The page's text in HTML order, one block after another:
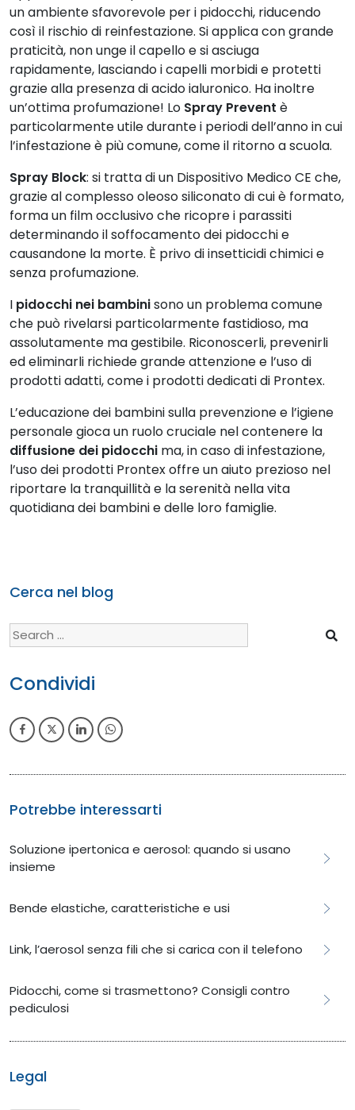
un ambiente sfavorevole per i pidocchi, riducendo
così il rischio di reinfestazione. Si applica con grande
praticità, non unge il capello e si asciuga
rapidamente, lasciando i capelli morbidi e protetti
grazie alla presenza di acido ialuronico. Ha inoltre
un’ottima profumazione! Lo Spray Prevent è
particolarmente utile durante i periodi dell’anno in cui
l’infestazione è più comune, come il ritorno a scuola.
Spray Block: si tratta di un Dispositivo Medico CE che,
grazie al complesso oleoso siliconato di cui è formato,
forma un film occlusivo che ricopre i parassiti
determinando il soffocamento dei pidocchi e
causandone la morte. È privo di insetticidi chimici e
senza profumazione.
I pidocchi nei bambinisono un problema comune
che può rivelarsi particolarmente fastidioso, ma
assolutamente ma gestibile. Riconoscerli, prevenirli
ed eliminarli richiede grande attenzione e l’uso di
prodotti adatti, come i prodotti dedicati di Prontex.
L’educazione dei bambini sulla prevenzione e l’igiene
personale gioca un ruolo cruciale nel contenere la
diffusione dei pidocchi ma, in caso di infestazione,
l’uso dei prodotti Prontex offre un aiuto prezioso nel
riportare la tranquillità e la serenità nella vita
quotidiana dei bambini e delle loro famiglie.
Cerca nel blog
Search
for:
Condividi
Potrebbe interessarti
Soluzione ipertonica e aerosol: quando si usano
insieme
Bende elastiche, caratteristiche e usi
Link, l’aerosol senza fili che si carica con il telefono
​​​​Pidocchi, come si trasmettono? Consigli contro
pediculosi
Legal